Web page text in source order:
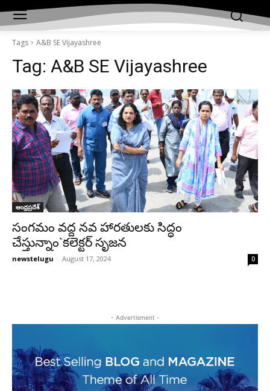
Tags A&B SE Vijayashree
Tag: A&B SE Vijayashree
ఆంధ్రప్రదేశ్‌
సంగమం వద్ద నవ హారతులకు సిద్ధం
చేస్తున్నాం`కలెక్టర్‌ సృజన
newstelugu - August 17, 2024 0
- Advertisment -